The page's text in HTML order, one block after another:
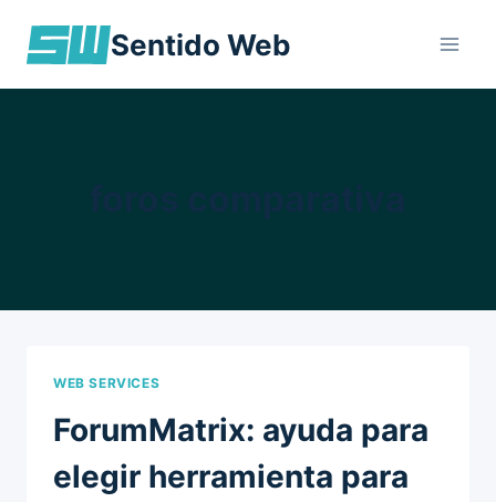
Sentido Web
WEB SERVICES
ForumMatrix: ayuda para
elegir herramienta para